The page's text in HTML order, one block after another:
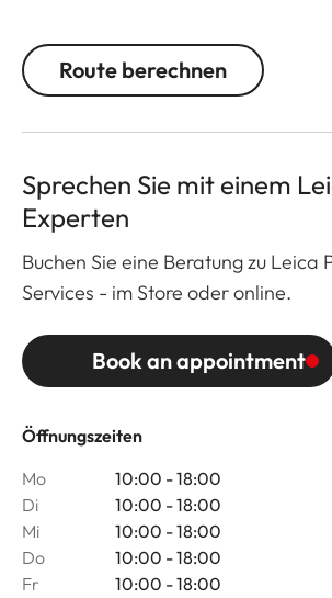
Route berechnen
Öffnungszeiten
Mo
10:00 - 18:00
Di
10:00 - 18:00
Mi
10:00 - 18:00
Do
10:00 - 18:00
Fr
10:00 - 18:00
Sprechen Sie mit einem
Experten
Buchen Sie eine Beratung zu Leica
Services - im Store oder online.
Book an appointment